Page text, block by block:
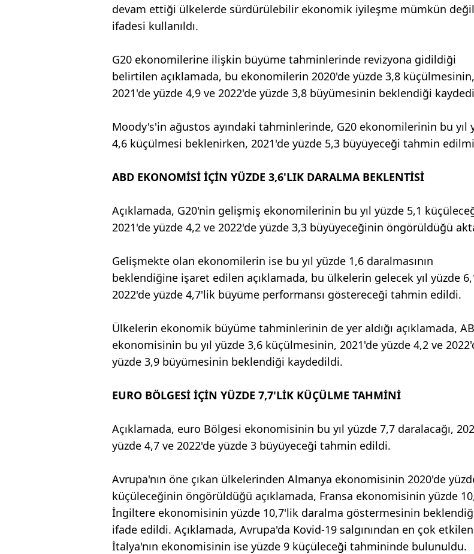
devam ettiği ülkelerde sürdürülebilir ekonomik iyileşme mümkün
ifadesi kullanıldı.
G20 ekonomilerine ilişkin büyüme tahminlerinde revizyona gidildiği
belirtilen açıklamada, bu ekonomilerin 2020'de yüzde 3,8 küçülmesinin,
2021'de yüzde 4,9 ve 2022'de yüzde 3,8 büyümesinin beklendiği
Moody's'in ağustos ayındaki tahminlerinde, G20 ekonomilerinin bu yıl
4,6 küçülmesi beklenirken, 2021'de yüzde 5,3 büyüyeceği tahmin
ABD EKONOMİSİ İÇİN YÜZDE 3,6'LIK DARALMA BEKLENTİSİ
Açıklamada, G20'nin gelişmiş ekonomilerinin bu yıl yüzde 5,1
2021'de yüzde 4,2 ve 2022'de yüzde 3,3 büyüyeceğinin öngörüldüğü
Gelişmekte olan ekonomilerin ise bu yıl yüzde 1,6 daralmasının
beklendiğine işaret edilen açıklamada, bu ülkelerin gelecek yıl yüzde
2022'de yüzde 4,7'lik büyüme performansı göstereceği tahmin edildi.
Ülkelerin ekonomik büyüme tahminlerinin de yer aldığı açıklamada,
ekonomisinin bu yıl yüzde 3,6 küçülmesinin, 2021'de yüzde 4,2 ve
yüzde 3,9 büyümesinin beklendiği kaydedildi.
EURO BÖLGESİ İÇİN YÜZDE 7,7'LİK KÜÇÜLME TAHMİNİ
Açıklamada, euro Bölgesi ekonomisinin bu yıl yüzde 7,7 daralacağı,
yüzde 4,7 ve 2022'de yüzde 3 büyüyeceği tahmin edildi.
Avrupa'nın öne çıkan ülkelerinden Almanya ekonomisinin 2020'de
küçüleceğinin öngörüldüğü açıklamada, Fransa ekonomisinin yüzde
İngiltere ekonomisinin yüzde 10,7'lik daralma göstermesinin
ifade edildi. Açıklamada, Avrupa'da Kovid-19 salgınından en çok
İtalya'nın ekonomisinin ise yüzde 9 küçüleceği tahmininde bulunuldu.